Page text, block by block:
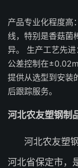
产品专业化程度高
线，特别是香菇菌
异。 生产工艺先
公差控制在
提供从选型到安装
后跟踪服务。
河北农友塑钢制
河北农友塑
河北省保定市，